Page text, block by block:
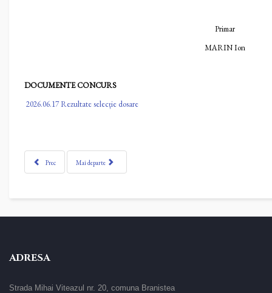
Primar
MARIN Ion
DOCUMENTE CONCURS
2026.06.17 Rezultate selecție dosare
Prec Mai departe
ADRESA
Strada Mihai Viteazul nr. 20, comuna Branistea